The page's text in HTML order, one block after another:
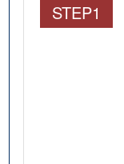
STEP1